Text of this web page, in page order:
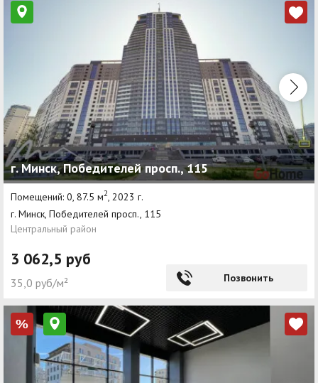
г. Минск, Победителей просп., 115
Помещений: 0, 87.5 м2 , 2023 г.
г. Минск, Победителей просп., 115
Центральный район
3 062,5 руб
35,0 руб/м² Позвонить
%